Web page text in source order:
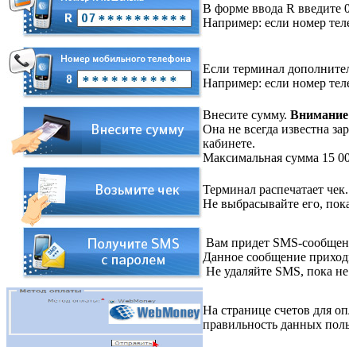
В форме ввода R введите
Например: если номер
Если терминал
Например: если номер
Внесите сумму. Внимание
Она не всегда известна
кабинете.
Максимальная сумма 15
Терминал распечатает чек.
Не выбрасывайте его,
Вам придет SMS-
Данное сообщение
Не удаляйте SMS, пока
На странице счетов для
правильность данных